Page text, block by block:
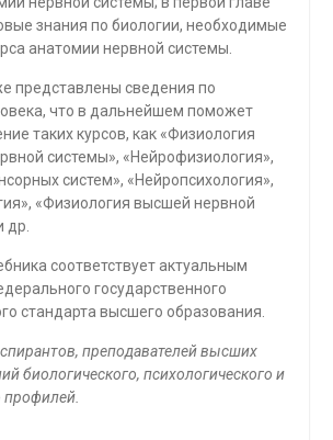
знания по биологии, необ­ходимые
анатомии нервной системы.
представлены сведения по
что в дальней­шем поможет
таких курсов, как «Физиология
системы», «Нейрофизиология»,
систем», «Нейропсихо­логия»,
«Физиология высшей нервной
др.
соответствует актуальным
государственного
стандарта высшего образования.
преподавателей высших
биологиче­ского, психологического и
профилей.